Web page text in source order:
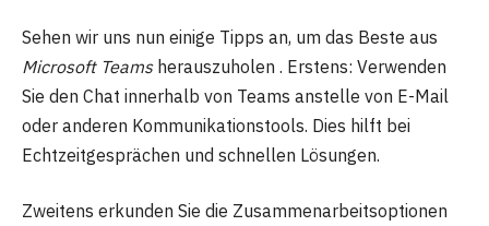
Sehen wir uns nun einige Tipps an, um das Beste aus
Microsoft Teamsherauszuholen . Erstens: Verwenden
Sie den Chat innerhalb von Teams anstelle von E-Mail
oder anderen Kommunikationstools. Dies hilft bei
Echtzeitgesprächen und schnellen Lösungen.
Zweitens erkunden Sie die Zusammenarbeitsoptionen